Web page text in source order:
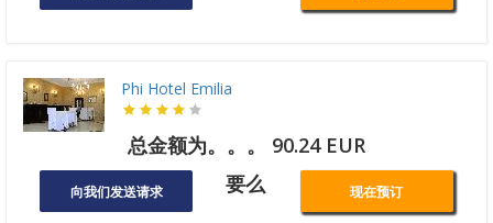
Phi Hotel Emilia
总金额为。。。 90.24 EUR
向我们发送请求 要么 现在预订